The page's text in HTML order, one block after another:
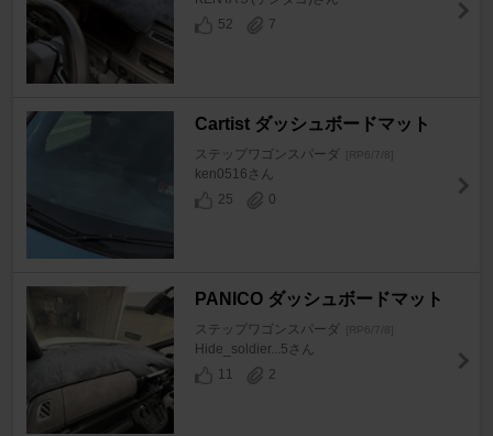
52
7
Cartist ダッシュボードマット
ステップワゴンスパーダ [RP6/7/8]
ken0516さん
25
0
PANICO ダッシュボードマット
ステップワゴンスパーダ [RP6/7/8]
Hide_soldier...5さん
11
2